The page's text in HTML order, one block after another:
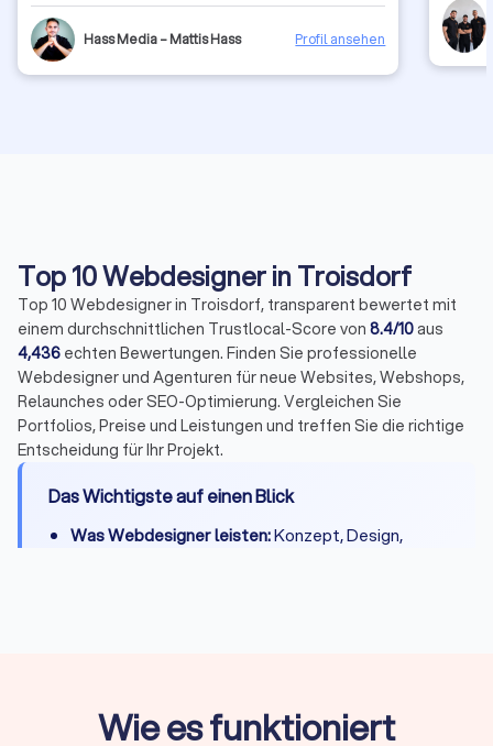
Hass Media – Mattis Hass Profil ansehen
Top 10 Webdesigner in Troisdorf
Top 10 Webdesigner in Troisdorf, transparent bewertet mit
einem durchschnittlichen Trustlocal-Score von 8.4/10aus
4,436 echten Bewertungen. Finden Sie professionelle
Webdesigner und Agenturen für neue Websites, Webshops,
Relaunches oder SEO-Optimierung. Vergleichen Sie
Portfolios, Preise und Leistungen und treffen Sie die richtige
Entscheidung für Ihr Projekt.
Das Wichtigste auf einen Blick
Was Webdesigner leisten:Konzept, Design,
Projektdauer:
Kleine Websites 2-3 Wochen,
komplexe Projekte 4-8 Wochen
Wie es funktioniert